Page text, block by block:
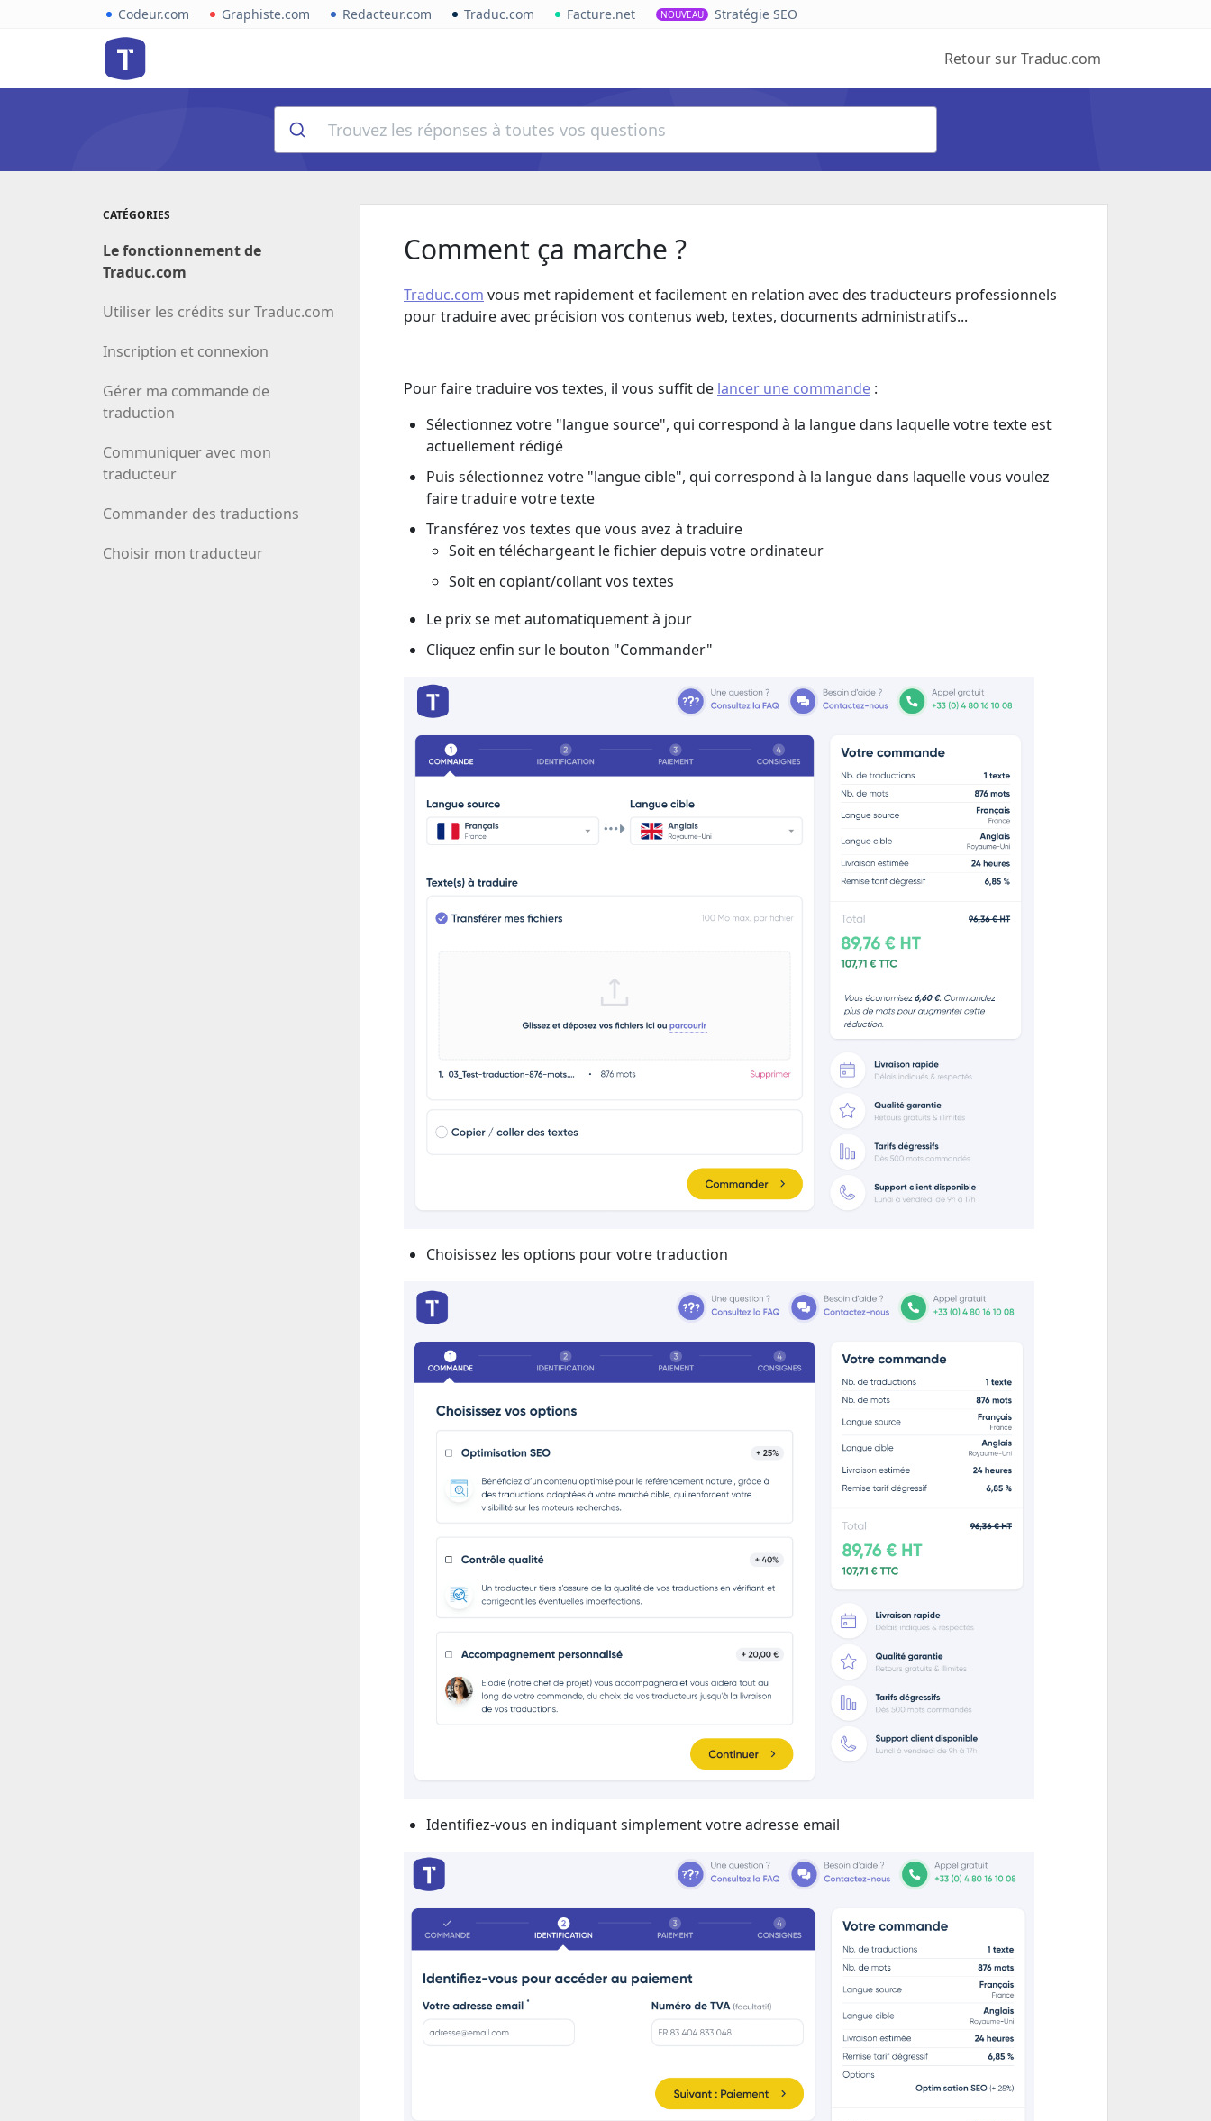
Codeur.com Graphiste.com Redacteur.com Traduc.com Facture.net NOUVEAU Stratégie SEO
Retour sur Traduc.com
CATÉGORIES
Le fonctionnement de
Traduc.com
Utiliser les crédits sur Traduc.com
Inscription et connexion
Gérer ma commande de
traduction
Communiquer avec mon
traducteur
Commander des traductions
Choisir mon traducteur
Comment ça marche ?
Traduc.com vous met rapidement et facilement en relation avec des traducteurs professionnels
pour traduire avec précision vos contenus web, textes, documents administratifs...
Pour faire traduire vos textes, il vous suffit de lancer une commande :
Sélectionnez votre "langue source", qui correspond à la langue dans laquelle votre texte est
actuellement rédigé
Puis sélectionnez votre "langue cible", qui correspond à la langue dans laquelle vous voulez
faire traduire votre texte
Transférez vos textes que vous avez à traduire
Soit en téléchargeant le fichier depuis votre ordinateur
Soit en copiant/collant vos textes
Le prix se met automatiquement à jour
Cliquez enfin sur le bouton "Commander"
Choisissez les options pour votre traduction
Identifiez-vous en indiquant simplement votre adresse email